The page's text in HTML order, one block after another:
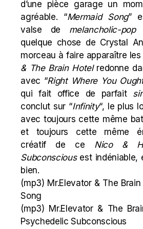
d’une pièce garage un
agréable. “Mermaid Song”
valse de melancholic-pop
quelque chose de Crystal
morceau à faire apparaître les
& The Brain Hotel redonne
avec “Right Where You
qui fait office de parfait
conclut sur “Infinity“, le plus
avec toujours cette même
et toujours cette même
créatif de ce Nico &
Subconsciousest indéniable,
bien.
(mp3) Mr.Elevator & The
Song
(mp3) Mr.Elevator & The
Psychedelic Subconscious